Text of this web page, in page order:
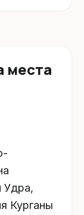
места
Удра,
Курганы